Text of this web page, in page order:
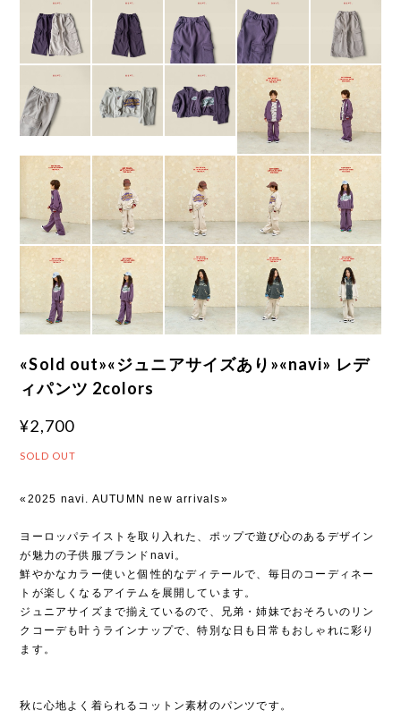
«Sold out»«ジュニアサイズあり»«navi» レデ
ィパンツ 2colors
¥2,700
SOLD OUT
«2025 navi. AUTUMN new arrivals»
ヨーロッパテイストを取り入れた、ポップで遊び心のあるデザイン
が魅力の子供服ブランドnavi。
鮮やかなカラー使いと個性的なディテールで、毎日のコーディネー
トが楽しくなるアイテムを展開しています。
ジュニアサイズまで揃えているので、兄弟・姉妹でおそろいのリン
クコーデも叶うラインナップで、特別な日も日常もおしゃれに彩り
ます。
秋に心地よく着られるコットン素材のパンツです。